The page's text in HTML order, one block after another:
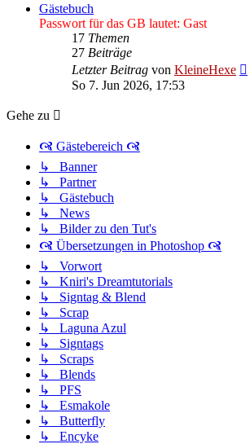
Gästebuch
Passwort für das GB lautet: Gast
17 Themen
27 Beiträge
Letzter Beitrag von KleineHexe
So 7. Jun 2026, 17:53
Gehe zu
🙧 Gästebereich 🙧
↳ Banner
↳ Partner
↳ Gästebuch
↳ News
↳ Bilder zu den Tut's
🙧 Übersetzungen in Photoshop 🙧
↳ Vorwort
↳ Kniri's Dreamtutorials
↳ Signtag & Blend
↳ Scrap
↳ Laguna Azul
↳ Signtags
↳ Scraps
↳ Blends
↳ PFS
↳ Esmakole
↳ Butterfly
↳ Encyke